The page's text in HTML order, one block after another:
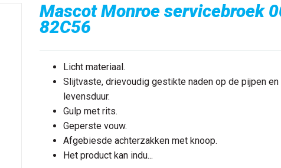
Mascot Monroe servicebroek
82C56
Licht materiaal.
Slijtvaste, drievoudig gestikte naden op de pijpen
levensduur.
Gulp met rits.
Geperste vouw.
Afgebiesde achterzakken met knoop.
Het product kan indu...